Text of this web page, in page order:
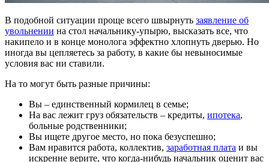
В подобной ситуации проще всего швырнуть заявление об
увольнении на стол начальнику-упырю, высказать все, что
накипело и в конце монолога эффектно хлопнуть дверью. Но
иногда вы цепляетесь за работу, в какие бы невыносимые
условия вас ни ставили.
На то могут быть разные причины:
Вы – единственный кормилец в семье;
На вас лежит груз обязательств – кредиты, ипотека,
больные родственники;
Вы ищете другое место, но пока безуспешно;
Вам нравится работа, коллектив, заработная плата и вы
искренне верите, что когда-нибудь начальник оценит вас